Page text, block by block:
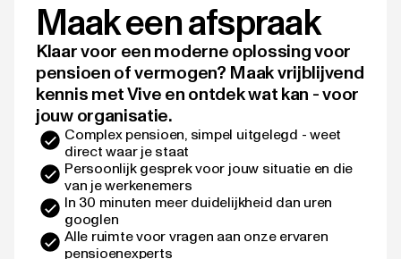
Maak een afspraak
Klaar voor een moderne oplossing voor
pensioen of vermogen? Maak vrijblijvend
kennis met Vive en ontdek wat kan - voor
jouw organisatie.
Complex pensioen, simpel uitgelegd - weet
direct waar je staat
Persoonlijk gesprek voor jouw situatie en die
van je werkenemers
In 30 minuten meer duidelijkheid dan uren
googlen
Alle ruimte voor vragen aan onze ervaren
pensioenexperts